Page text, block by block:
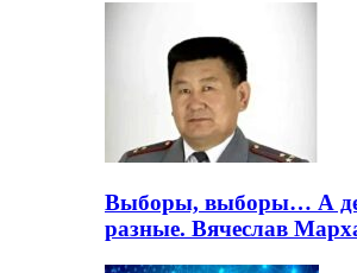
Выборы, выборы… А
разные. Вячеслав